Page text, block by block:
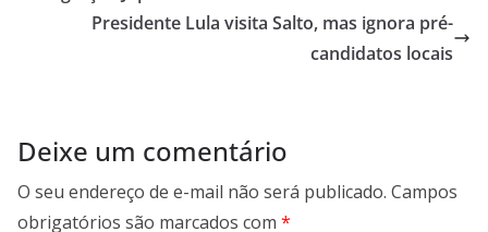
p
n
m
Presidente Lula visita Salto, mas ignora pré-
candidatos locais
Deixe um comentário
O seu endereço de e-mail não será publicado. Campos
obrigatórios são marcados com *